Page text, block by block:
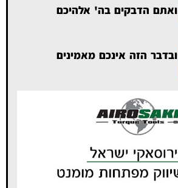
ואתם הדבקים בה' אלהיכם
ובדבר הזה אינכם מאמינים